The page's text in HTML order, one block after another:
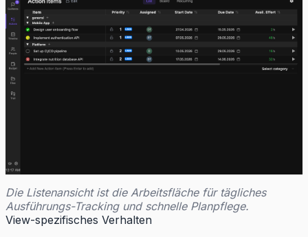
Die Listenansicht ist die Arbeitsfläche für tägliches
Ausführungs-Tracking und schnelle Planpflege.
View-spezifisches Verhalten